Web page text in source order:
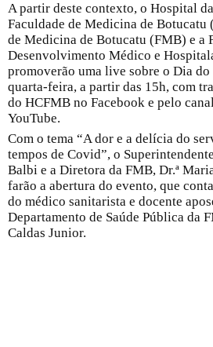
A partir deste contexto, o Hospital
Faculdade de Medicina de Botucatu
de Medicina de Botucatu (FMB) e a
Desenvolvimento Médico e
promoverão uma live sobre o Dia
quarta-feira, a partir das 15h, com
do HCFMB no Facebook e pelo
YouTube.
Com o tema “A dor e a delícia do
tempos de Covid”, o
Balbi e a Diretora da FMB, Dr.ª
farão a abertura do evento, que
do médico sanitarista e docente
Departamento de Saúde Pública da
Caldas Junior.